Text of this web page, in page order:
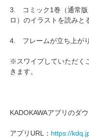
3. コミック1巻（通常版
ロ）のイラストを読みと
4. フレームが立ち上が
※スワイプしていただく
きます。
KADOKAWAアプリのダ
アプリURL： https://